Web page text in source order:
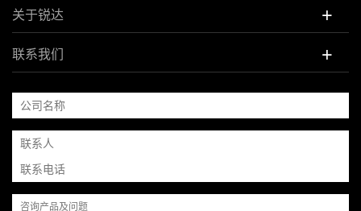
关于锐达 +
联系我们 +